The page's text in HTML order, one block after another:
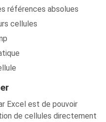
références absolues
cellules
Excel est de pouvoir
de cellules directement